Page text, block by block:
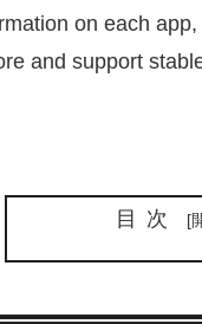
on each
and support
目次